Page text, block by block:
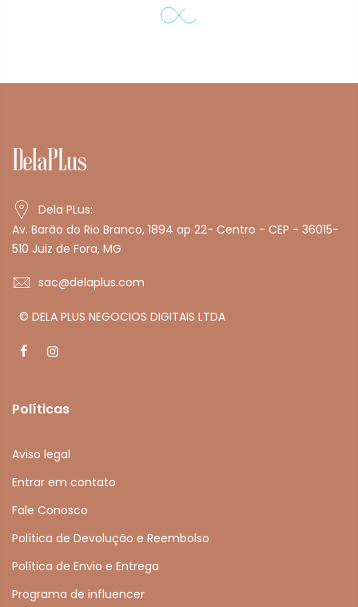
Dela PLus:
Av. Barão do Rio Branco, 1894 ap 22- Centro - CEP - 36015-
510 Juiz de Fora, MG
sac@delaplus.com
© DELA PLUS NEGOCIOS DIGITAIS LTDA
Políticas
Aviso legal
Entrar em contato
Fale Conosco
Política de Devolução e Reembolso
Política de Envio e Entrega
Programa de influencer